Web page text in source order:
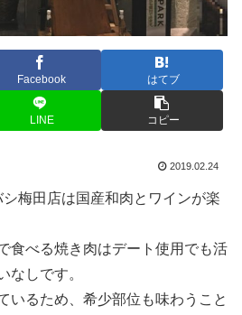
Facebook はてブ
LINE コピー
2019.02.24
梅田店は国産和肉とワインが楽
食べる焼き肉はデート使用でも活
なしです。
いるため、希少部位も味わうこと